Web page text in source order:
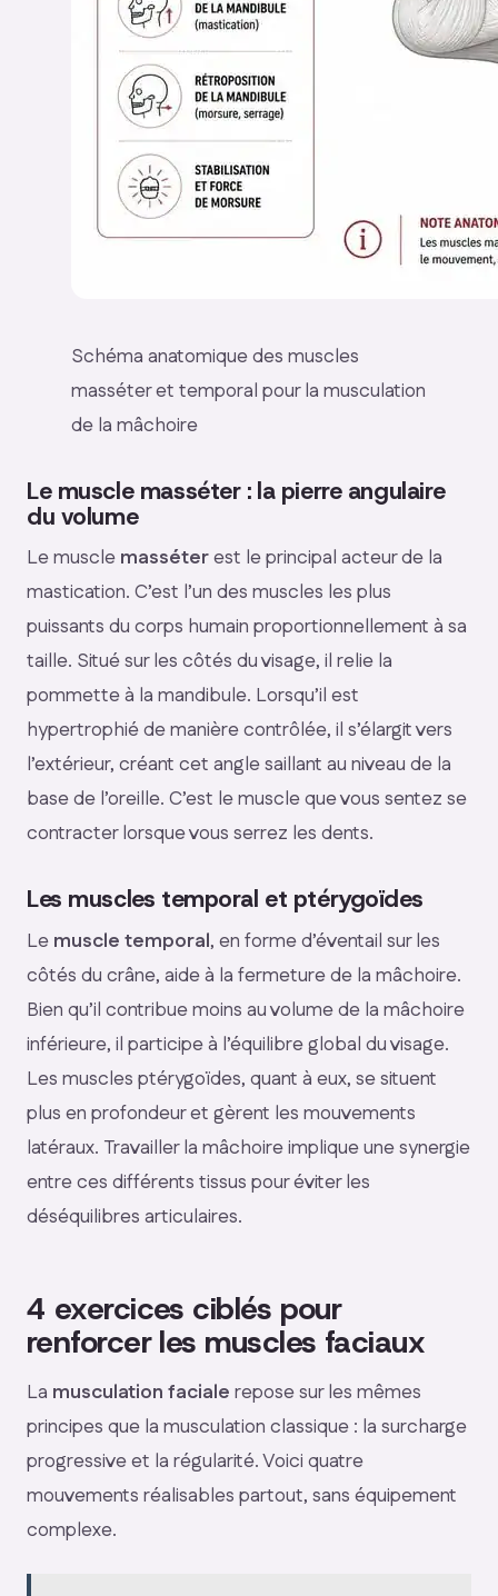
Schéma anatomique des muscles
masséter et temporal pour la musculation
de la mâchoire
Le muscle masséter : la pierre angulaire
du volume
Le muscle masséterest le principal acteur de la
mastication. C’est l’un des muscles les plus
puissants du corps humain proportionnellement à sa
taille. Situé sur les côtés du visage, il relie la
pommette à la mandibule. Lorsqu’il est
hypertrophié de manière contrôlée, il s’élargit vers
l’extérieur, créant cet angle saillant au niveau de la
base de l’oreille. C’est le muscle que vous sentez se
contracter lorsque vous serrez les dents.
Les muscles temporal et ptérygoïdes
Le muscle temporal, en forme d’éventail sur les
côtés du crâne, aide à la fermeture de la mâchoire.
Bien qu’il contribue moins au volume de la mâchoire
inférieure, il participe à l’équilibre global du visage.
Les muscles ptérygoïdes, quant à eux, se situent
plus en profondeur et gèrent les mouvements
latéraux. Travailler la mâchoire implique une synergie
entre ces différents tissus pour éviter les
déséquilibres articulaires.
4 exercices ciblés pour
renforcer les muscles faciaux
La musculation faciale repose sur les mêmes
principes que la musculation classique : la surcharge
progressive et la régularité. Voici quatre
mouvements réalisables partout, sans équipement
complexe.